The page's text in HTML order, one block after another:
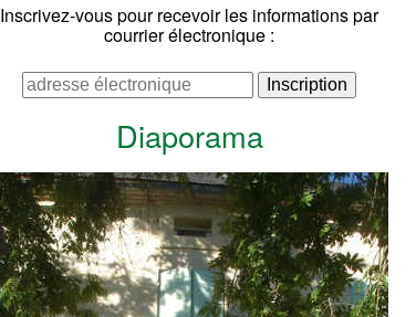
Inscrivez-vous pour recevoir les informations par
courrier électronique :
Diaporama